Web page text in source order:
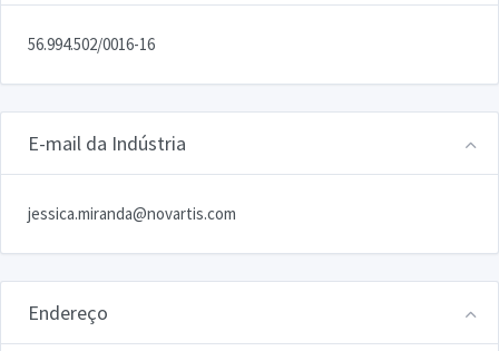
56.994.502/0016-16
E-mail da Indústria
jessica.miranda@novartis.com
Endereço